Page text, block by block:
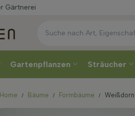
Gartenpflanzen Sträucher
Home Bäume Formbäume